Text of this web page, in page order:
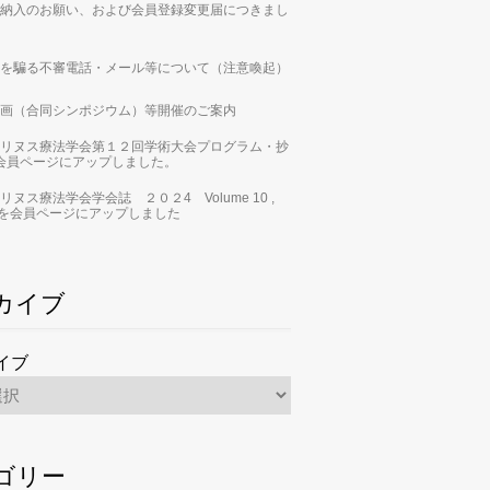
入のお願い、および会員登録変更届につきまし
騙る不審電話・メール等について（注意喚起）
（合同シンポジウム）等開催のご案内
ヌス療法学会第１２回学術大会プログラム・抄
員ページにアップしました。
ヌス療法学会学会誌 ２０２4 Volume 10 ,
会員ページにアップしました
イブ
ブ
リー